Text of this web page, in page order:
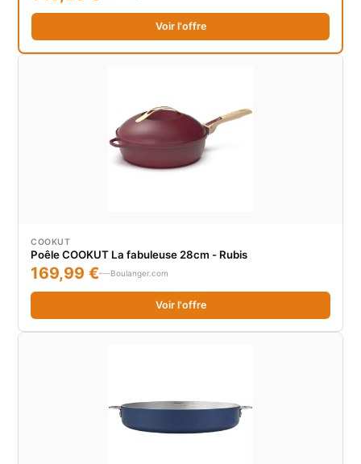
Voir l'offre
COOKUT
Poêle COOKUT La fabuleuse 28cm - Rubis
169,99 € Boulanger.com
Voir l'offre